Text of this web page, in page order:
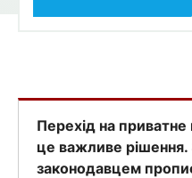
Перехід на
це важливе рішення.
законодавцем